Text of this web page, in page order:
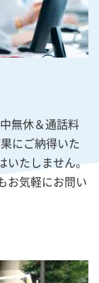
無休＆通話料
にご納得いた
いたしません。
お気軽にお問い